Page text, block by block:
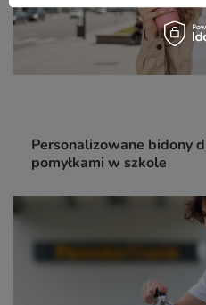
Personalizowane bidony
pomyłkami w szkole